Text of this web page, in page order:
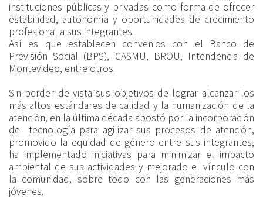
instituciones públicas y privadas como forma de ofrecer
estabilidad, autonomía y oportunidades de crecimiento
profesional a sus integrantes.
Así es que establecen convenios con el Banco de
Previsión Social (BPS), CASMU, BROU, Intendencia de
Montevideo, entre otros.
Sin perder de vista sus objetivos de lograr alcanzar los
más altos estándares de calidad y la humanización de la
atención, en la última década apostó por la incorporación
de tecnología para agilizar sus procesos de atención,
promovido la equidad de género entre sus integrantes,
ha implementado iniciativas para minimizar el impacto
ambiental de sus actividades y mejorado el vínculo con
la comunidad, sobre todo con las generaciones más
jóvenes.